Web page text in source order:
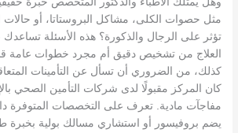
مثل حصوات الكلى، مشاكل البروستاتا، أو
تؤثر على الرجال والذكورة؟ هذه الأسئلة
العلاج من تشخيص دقيق أم مجرد خطوات عامة
كذلك، من الضروري أن تسأل عن التأمينات
كان المركز مقبولًا لدى شركات التأمين الصحي
مفاجآت مادية. تعرف على التخصصات المتوفرة
يضم بروفيسور أو استشاري مسالك بولية بخبرة